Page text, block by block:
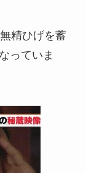
精ひげを蓄
っていま